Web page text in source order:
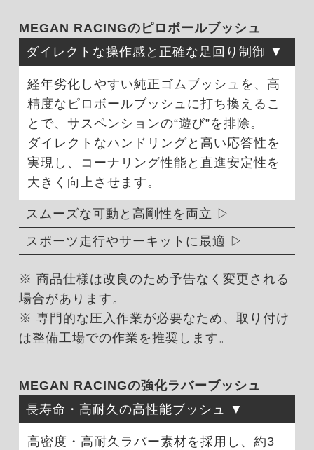
MEGAN RACINGのピロボールブッシュ
ダイレクトな操作感と正確な足回り制御
経年劣化しやすい純正ゴムブッシュを、高
精度なピロボールブッシュに打ち換えるこ
とで、サスペンションの“遊び”を排除。
ダイレクトなハンドリングと高い応答性を
実現し、コーナリング性能と直進安定性を
大きく向上させます。
スムーズな可動と高剛性を両立
スポーツ走行やサーキットに最適
※ 商品仕様は改良のため予告なく変更される
場合があります。
※ 専門的な圧入作業が必要なため、取り付け
は整備工場での作業を推奨します。
MEGAN RACINGの強化ラバーブッシュ
長寿命・高耐久の高性能ブッシュ
高密度・高耐久ラバー素材を採用し、約3